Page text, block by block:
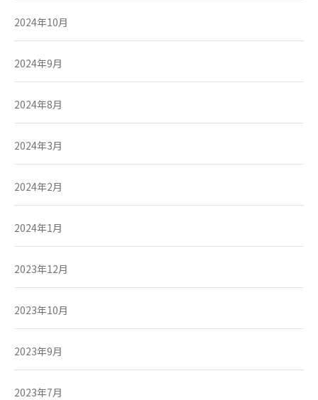
2024年10月
2024年9月
2024年8月
2024年3月
2024年2月
2024年1月
2023年12月
2023年10月
2023年9月
2023年7月